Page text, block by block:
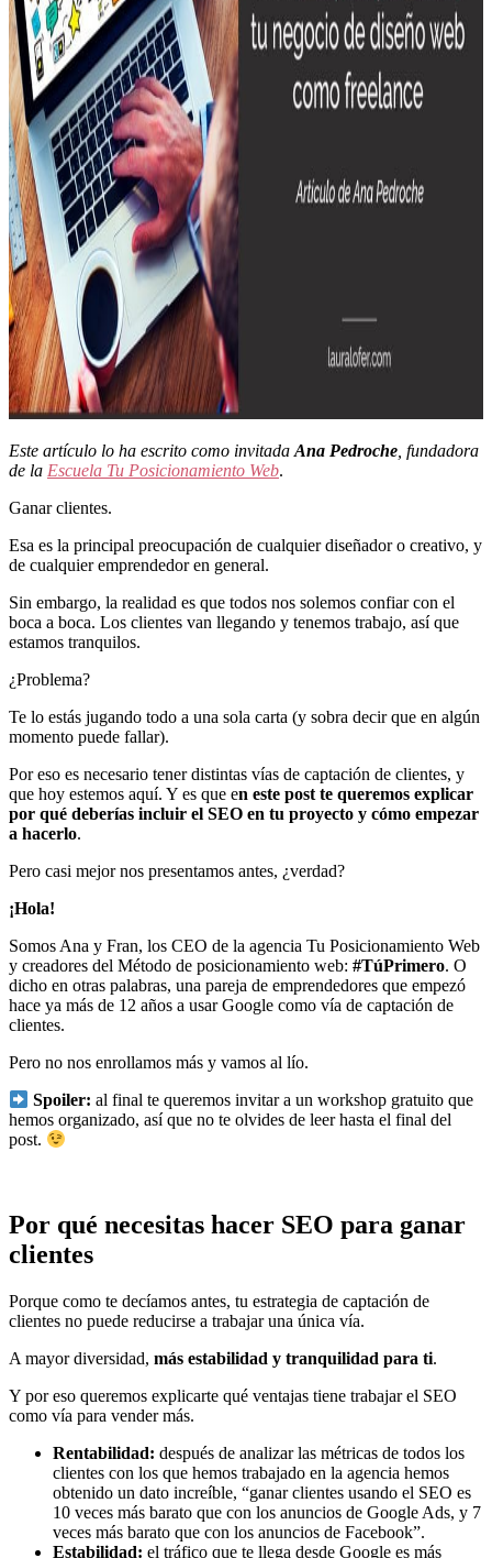
Este artículo lo ha escrito como invitada Ana Pedroche , fundadora
de la Escuela Tu Posicionamiento Web.
Ganar clientes.
Esa es la principal preocupación de cualquier diseñador o creativo, y
de cualquier emprendedor en general.
Sin embargo, la realidad es que todos nos solemos confiar con el
boca a boca. Los clientes van llegando y tenemos trabajo, así que
estamos tranquilos.
¿Problema?
Te lo estás jugando todo a una sola carta (y sobra decir que en algún
momento puede fallar).
Por eso es necesario tener distintas vías de captación de clientes, y
que hoy estemos aquí. Y es que en este post te queremos explicar
por qué deberías incluir el SEO en tu proyecto y cómo empezar
a hacerlo.
Pero casi mejor nos presentamos antes, ¿verdad?
¡Hola!
Somos Ana y Fran, los CEO de la agencia Tu Posicionamiento Web
y creadores del Método de posicionamiento web: #TúPrimero. O
dicho en otras palabras, una pareja de emprendedores que empezó
hace ya más de 12 años a usar Google como vía de captación de
clientes.
Pero no nos enrollamos más y vamos al lío.
Spoiler: al final te queremos invitar a un workshop gratuito que
hemos organizado, así que no te olvides de leer hasta el final del
post.
Por qué necesitas hacer SEO para ganar
clientes
Porque como te decíamos antes, tu estrategia de captación de
clientes no puede reducirse a trabajar una única vía.
A mayor diversidad, más estabilidad y tranquilidad para ti.
Y por eso queremos explicarte qué ventajas tiene trabajar el SEO
como vía para vender más.
Rentabilidad: después de analizar las métricas de todos los
clientes con los que hemos trabajado en la agencia hemos
obtenido un dato increíble, “ganar clientes usando el SEO es
10 veces más barato que con los anuncios de Google Ads, y 7
veces más barato que con los anuncios de Facebook”.
Estabilidad: el tráfico que te llega desde Google es más